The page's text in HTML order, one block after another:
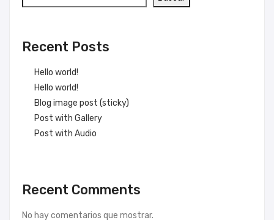
Recent Posts
Hello world!
Hello world!
Blog image post (sticky)
Post with Gallery
Post with Audio
Recent Comments
No hay comentarios que mostrar.